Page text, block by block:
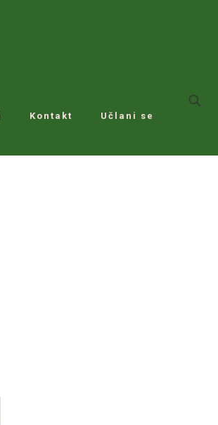
Kontakt Učlani se